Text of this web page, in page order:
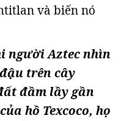
và biến nó
người Aztec nhìn
trên cây
đầm lầy gần
hồ Texcoco, họ